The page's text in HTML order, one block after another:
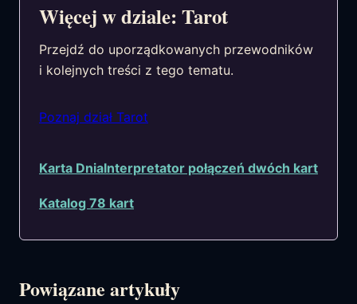
Więcej w dziale: Tarot
Przejdź do uporządkowanych przewodników
i kolejnych treści z tego tematu.
Poznaj dział Tarot
Karta DniaInterpretator połączeń dwóch kart
Katalog 78 kart
Powiązane artykuły